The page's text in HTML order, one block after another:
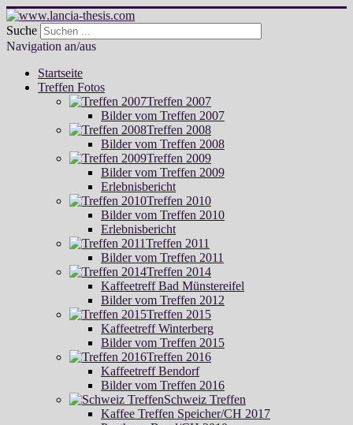
Suche
Navigation an/aus
Startseite
Treffen Fotos
Treffen 2007
Bilder vom Treffen 2007
Treffen 2008
Bilder vom Treffen 2008
Treffen 2009
Bilder vom Treffen 2009
Erlebnisbericht
Treffen 2010
Bilder vom Treffen 2010
Erlebnisbericht
Treffen 2011
Bilder vom Treffen 2011
Treffen 2014
Kaffeetreff Bad Münstereifel
Bilder vom Treffen 2012
Treffen 2015
Kaffeetreff Winterberg
Bilder vom Treffen 2015
Treffen 2016
Kaffeetreff Bendorf
Bilder vom Treffen 2016
Schweiz Treffen
Kaffee Treffen Speicher/CH 2017